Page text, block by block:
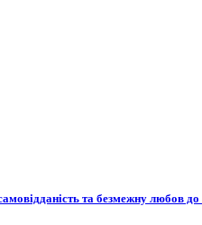
та безмежну любов